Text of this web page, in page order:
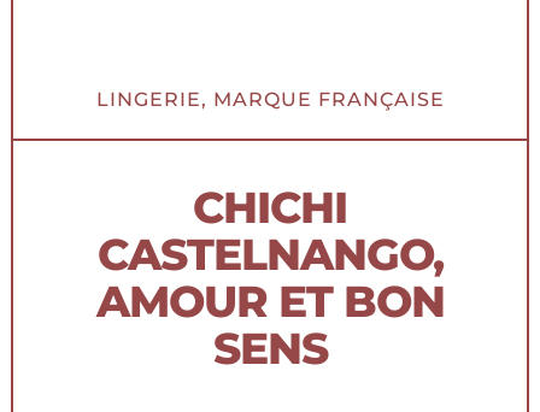
LINGERIE, MARQUE FRANÇAISE​
CHICHI
CASTELNANGO,
AMOUR ET BON
SENS